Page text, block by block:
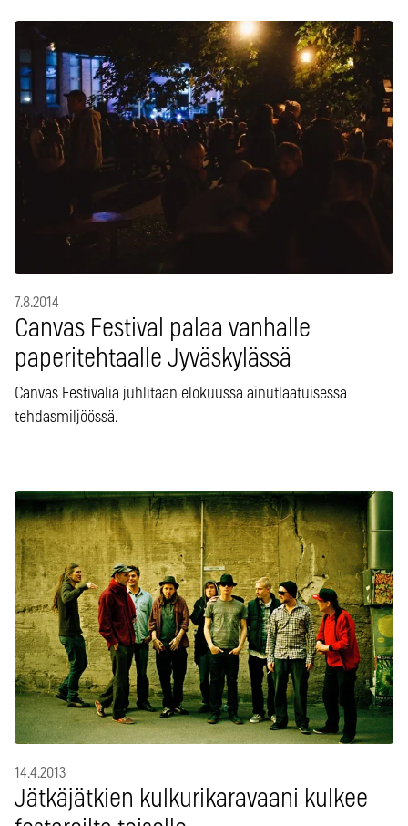
7.8.2014
Canvas Festival palaa vanhalle
paperitehtaalle Jyväskylässä
Canvas Festivalia juhlitaan elokuussa ainutlaatuisessa
tehdasmiljöössä.
14.4.2013
Jätkäjätkien kulkurikaravaani kulkee